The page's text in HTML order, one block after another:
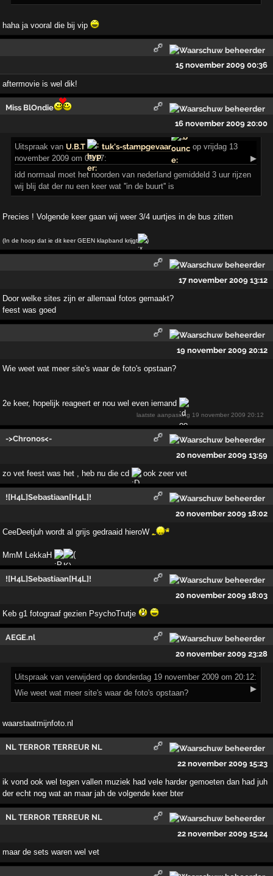
haha ja vooral die bij vip
15 november 2009 00:36
aftermovie is wel dik!
Miss BlOndie
16 november 2009 20:00
Uitspraak vanU.B.T tuk's-stampgevaar
op vrijdag 13
november 2009 om 00:17:
▶
idd normaal moet het noorden van nederland gemiddeld 3 uur rijzen
wij blij dat der nu een keer wat ''in de buurt'' is
Precies ! Volgende keer gaan wij weer 3/4 uurtjes in de bus zitten
(In de hoop dat ie dit keer GEEN klapband krijgt )
17 november 2009 13:12
Door welke sites zijn er allemaal fotos gemaakt?
feest was goed
19 november 2009 20:12
Wie weet wat meer site's waar de foto's opstaan?
2e keer, hopelijk reageert er nou wel even iemand
laatste aanpassing 19 november 2009 20:12
->Chronos<-
20 november 2009 13:59
zo vet feest was het , heb nu die cd ook zeer vet
![H4L]Sebastiaan[H4L]!
20 november 2009 18:02
CeeDeetjuh wordt al grijs gedraaid hieroW
MmM LekkaH
![H4L]Sebastiaan[H4L]!
20 november 2009 18:03
Keb g1 fotograaf gezien PsychoTrutje
AEGE.nl
20 november 2009 23:28
Uitspraak van verwijderd op donderdag 19 november 2009 om 20:12:
▶
Wie weet wat meer site's waar de foto's opstaan?
waarstaatmijnfoto.nl
NL TERROR TERREUR NL
22 november 2009 15:23
ik vond ook wel tegen vallen muziek had vele harder gemoeten dan had juh
der echt nog wat an maar jah de volgende keer bter
NL TERROR TERREUR NL
22 november 2009 15:24
maar de sets waren wel vet